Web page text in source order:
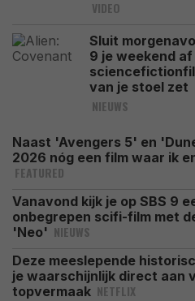
VIDEO
Sluit
9 je weekend
van je stoel zet
NIEUWS
Naast 'Avengers 5' en
2026 nóg een film waar ik
FEATURED
Vanavond kijk je op SBS 9
onbegrepen scifi-film met
'Neo' NIEUWS
Deze meeslepende
je waarschijnlijk direct aan
topvermaak NETFLIX